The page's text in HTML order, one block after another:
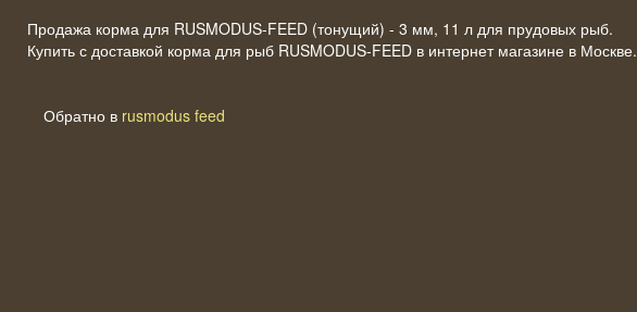
Продажа корма для RUSMODUS-FEED (тонущий) - 3 мм, 11 л для прудовых рыб.
Купить с доставкой корма для рыб RUSMODUS-FEED в интернет магазине в Москве.
Обратно в rusmodus feed